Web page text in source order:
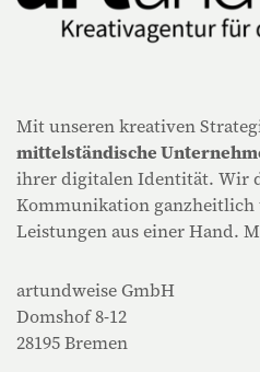
Mit unseren kreativen
mittelständische
ihrer digitalen Identität. Wir
Kommunikation ganzheitlich
Leistungen aus einer Hand.
artundweise GmbH
Domshof 8-12
28195 Bremen